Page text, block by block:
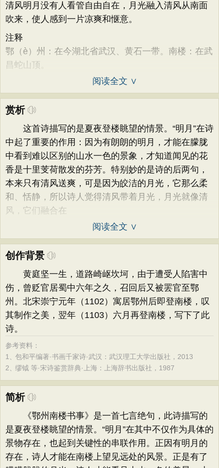
清风明月没有人看管自由自在，月光融入清风从南面
吹来，使人感到一片凉爽和惬意。
注释
鄂（è）州：在今湖北省武汉、黄石一带。南楼：在武
昌蛇山顶。
阅读全文 ∨
赏析
这首诗描写的是夏夜登楼眺望的情景。“明月”在诗
中起了重要的作用：因为有朗朗的明月，才能在朦胧
中看到难以区别的山水一色的景象，才知道闻见的花
香是十里芰荷散发的芬芳。特别妙的是诗的后两句，
本来只有清风送爽，可是因为皎洁的月光，它那么柔
和、恬静，所以诗人觉得清风带着月光，月光就像清
风，它们融合在
阅读全文 ∨
创作背景
黄庭坚一生，道路崎岖坎坷，由于遭受人陷害中
伤，曾贬官居蜀中六年之久，召回后又被罢官至鄂
州。北宋崇宁元年（1102）寓居鄂州后即登南楼，叹
其制作之美，翌年（1103）六月再登南楼，写下了此
诗。
参考资料：
1、包和平编著·书画千家诗·武汉：武汉理工大学出版社，2013
2、缪钺 等·宋诗鉴赏辞典·上海：上海辞书出版社，1987
简析
《鄂州南楼书事》是一首七言绝句，此诗描写的
是夏夜登楼眺望的情景。“明月”在其中不仅作为具体的
景物存在，也起到关键性的串联作用。正因有明月的
存在，诗人才能在南楼上望见远处的风景。正是有了